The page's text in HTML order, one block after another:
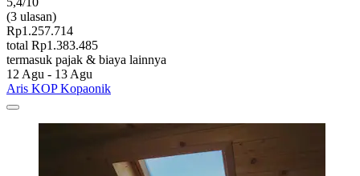
(3 ulasan)
Rp1.257.714
total Rp1.383.485
termasuk pajak & biaya lainnya
12 Agu - 13 Agu
Aris KOP Kopaonik